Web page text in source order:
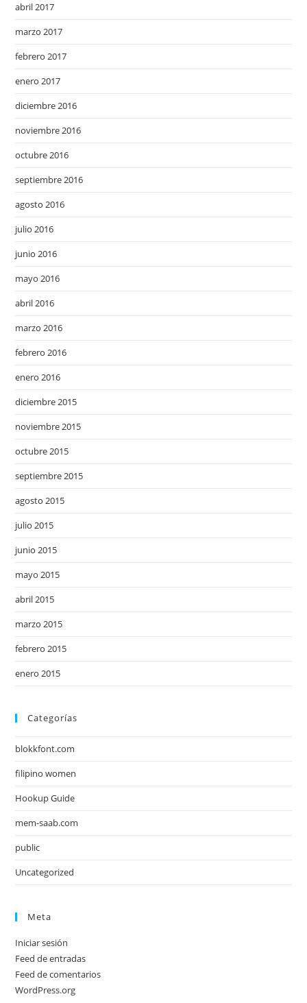
abril 2017
marzo 2017
febrero 2017
enero 2017
diciembre 2016
noviembre 2016
octubre 2016
septiembre 2016
agosto 2016
julio 2016
junio 2016
mayo 2016
abril 2016
marzo 2016
febrero 2016
enero 2016
diciembre 2015
noviembre 2015
octubre 2015
septiembre 2015
agosto 2015
julio 2015
junio 2015
mayo 2015
abril 2015
marzo 2015
febrero 2015
enero 2015
Categorías
blokkfont.com
filipino women
Hookup Guide
mem-saab.com
public
Uncategorized
Meta
Iniciar sesión
Feed de entradas
Feed de comentarios
WordPress.org